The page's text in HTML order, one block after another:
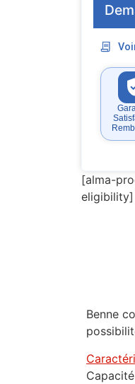
[alma-
eligibility]
Benne